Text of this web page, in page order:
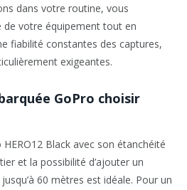
dans votre routine, vous
de votre équipement tout en
fiabilité constantes des captures,
exigeantes.
GoPro choisir
Black avec son étanchéité
et la possibilité d’ajouter un
60 mètres est idéale. Pour un